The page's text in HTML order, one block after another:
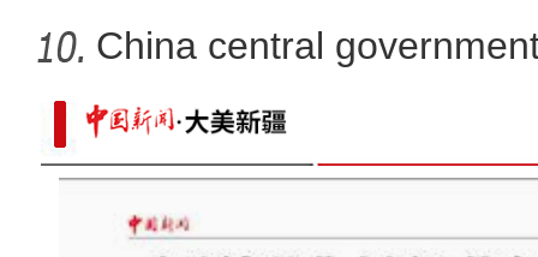
新疆：手风琴声里
developm
China central
than